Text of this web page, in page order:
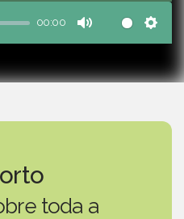
00:00
Mute
toda a